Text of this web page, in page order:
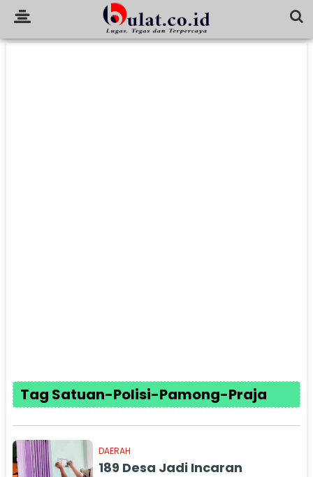
Tag Satuan-Polisi-Pamong-Praja
DAERAH
189 Desa Jadi Incaran